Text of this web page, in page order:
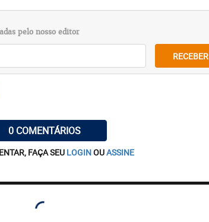
pelo nosso editor
RECEBER
0 COMENTÁRIOS
FAÇA SEU LOGINOUASSINE